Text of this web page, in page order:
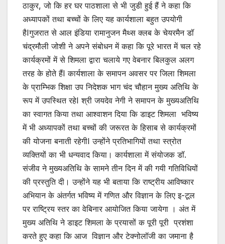
ठाकुर, जो कि हर घर पाठशाला से भी जुडी हुई हैं ने कहा कि
अध्यापकों तथा बच्चों के लिए यह कार्यशाला बहुत उपयोगी
हैIगुजरात से आल इंडिया रामानुजन मैथ्स क्लब के चेयरमैन डॉ
चंद्रमौली जोशी ने अपने संबोधन में कहा कि पूरे भारत में चल रहे
कार्यक्रमों में से शिमला द्वारा चलाये गए वेबनार बिलकुल अलग
तरह के होते हैंI कार्यशाला के समापन अवसर पर जिला शिमला
के प्राम्भिक शिक्षा उप निदेशक भाग चंद चौहान मुख्य अतिथि के
रूप में उपस्थित रहेI श्री जयदेव नेगी ने समापन के मुख्यअतिथि
का स्वागत किया तथा आश्वाशन दिया कि डाइट शिमला भविष्य
में भी अध्यापकों तथा बच्चों की जरूरत के हिसाब से कार्यक्रमों
की योजना बनाती रहेगीI उन्होंने प्रतिभागियों तथा स्त्रोत
व्यक्तियों का भी धन्यवाद किया। कार्यशाला में संयोजक डॉ.
संजीव ने मुख्यअतिथि के सामने तीन दिन में की गयी गतिविधियों
की प्रस्तुति दी। उन्होंने यह भी बताया कि राष्ट्रीय आविष्कार
अभियान के अंतर्गत भविष्य में गणित और विज्ञान के लिए इ-टूल
पर राष्ट्रिय स्तर का वेबिनार आयोजित किया जायेगा । अंत में
मुख्य अतिथि ने डाइट शिमला के प्रयासों क पूरी पूरी प्रशंशा
करते हुए कहा कि आज विज्ञान और टेक्नोलॉजी का जमाना है